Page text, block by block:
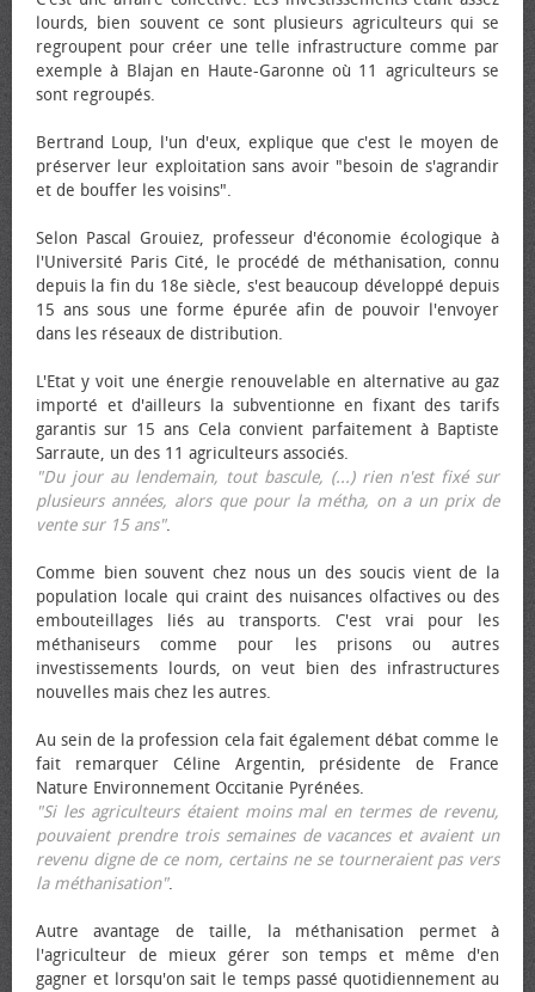
lourds, bien souvent ce sont plusieurs agriculteurs qui se
regroupent pour créer une telle infrastructure comme par
exemple à Blajan en Haute-Garonne où 11 agriculteurs se
sont regroupés.
Bertrand Loup, l'un d'eux, explique que c'est le moyen de
préserver leur exploitation sans avoir "besoin de s'agrandir
et de bouffer les voisins".
Selon Pascal Grouiez, professeur d'économie écologique à
l'Université Paris Cité, le procédé de méthanisation, connu
depuis la fin du 18e siècle, s'est beaucoup développé depuis
15 ans sous une forme épurée afin de pouvoir l'envoyer
dans les réseaux de distribution.
L'Etat y voit une énergie renouvelable en alternative au gaz
importé et d'ailleurs la subventionne en fixant des tarifs
garantis sur 15 ans Cela convient parfaitement à Baptiste
Sarraute, un des 11 agriculteurs associés.
"Du jour au lendemain, tout bascule, (...) rien n'est fixé sur
plusieurs années, alors que pour la métha, on a un prix de
vente sur 15 ans".
Comme bien souvent chez nous un des soucis vient de la
population locale qui craint des nuisances olfactives ou des
embouteillages liés au transports. C'est vrai pour les
méthaniseurs comme pour les prisons ou autres
investissements lourds, on veut bien des infrastructures
nouvelles mais chez les autres.
Au sein de la profession cela fait également débat comme le
fait remarquer Céline Argentin, présidente de France
Nature Environnement Occitanie Pyrénées.
"Si les agriculteurs étaient moins mal en termes de revenu,
pouvaient prendre trois semaines de vacances et avaient un
revenu digne de ce nom, certains ne se tourneraient pas vers
la méthanisation".
Autre avantage de taille, la méthanisation permet à
l'agriculteur de mieux gérer son temps et même d'en
gagner et lorsqu'on sait le temps passé quotidiennement au